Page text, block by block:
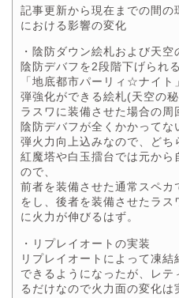
記事更新から現在までの間の
における影響の変化
・陰防ダウン絵札および天空
陰防デバフを2段階下げられ
「地底都市パーリィ☆ナイ
弾強化ができる絵札(天空の
ラスワに装備させた場合の
陰防デバフが全くかかって
弾火力向上込みなので、どち
紅魔塔や白玉擂台では元か
ので、
前者を装備させた通常スペ
をし、後者を装備させたラ
に火力が伸びるはず。
・リプレイオートの実装
リプレイオートによって凍
できるようになったが、レ
るだけなので火力面の変化